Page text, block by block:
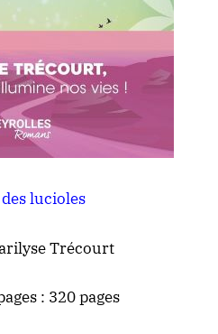
des lucioles
Trécourt
: 320 pages